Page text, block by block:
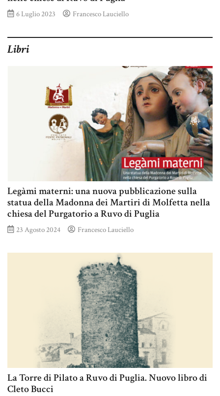
6 Luglio 2023 Francesco Lauciello
Libri
Legàmi materni: una nuova pubblicazione sulla
statua della Madonna dei Martiri di Molfetta nella
chiesa del Purgatorio a Ruvo di Puglia
23 Agosto 2024 Francesco Lauciello
La Torre di Pilato a Ruvo di Puglia. Nuovo libro di
Cleto Bucci